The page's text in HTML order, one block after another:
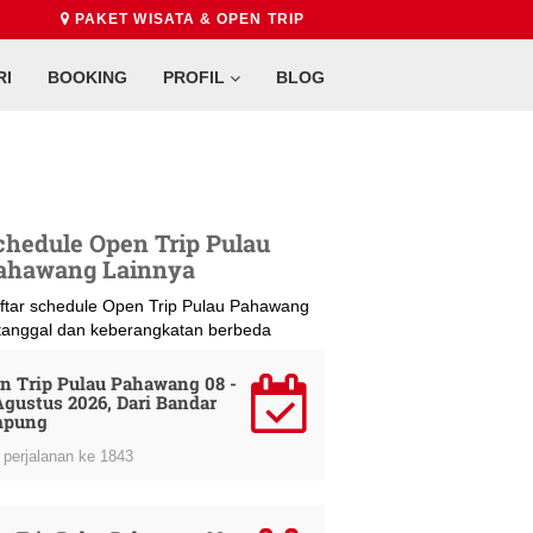
PAKET WISATA & OPEN TRIP
BOOKING PROFIL BLOG
Open Trip Pulau
Lainnya
schedule Open Trip Pulau Pahawang
dan keberangkatan berbeda
Trip Pulau Pahawang 08 -
2026, Dari Bandar
ke 1843